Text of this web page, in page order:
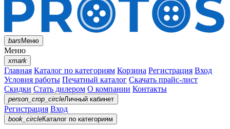
barsМеню
Меню
xmark
Главная Каталог по категориям Корзина Регистрация Вход
Условия работы Печатный каталог Скачать прайс-лист
Скидки Стать дилером О компании Контакты
person_crop_circleЛичный кабинет
Регистрация Вход
book_circleКаталог по категориям